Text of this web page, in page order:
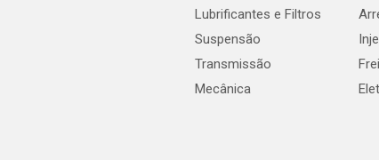
Lubrificantes e Filtros
Suspensão
Transmissão
Mecânica